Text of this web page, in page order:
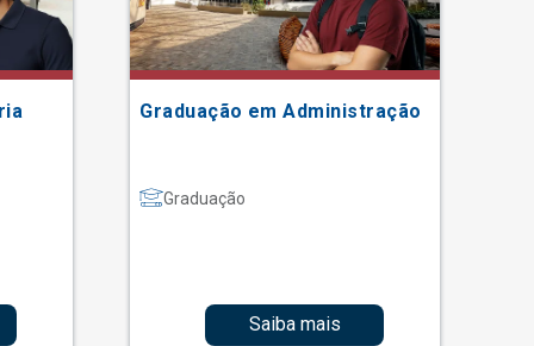
Graduação em Administração
Graduação
Saiba mais